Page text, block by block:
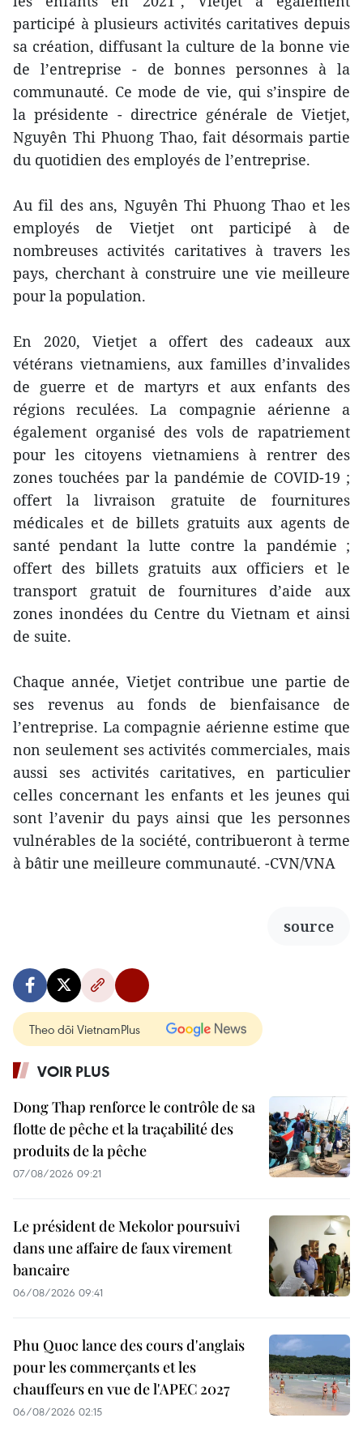
participé à plusieurs activités caritatives depuis
sa création, diffusant la culture de la bonne vie
de l’entreprise - de bonnes personnes à la
communauté. Ce mode de vie, qui s’inspire de
la présidente - directrice générale de Vietjet,
Nguyên Thi Phuong Thao, fait désormais partie
du quotidien des employés de l’entreprise.
Au fil des ans, Nguyên Thi Phuong Thao et les
employés de Vietjet ont participé à de
nombreuses activités caritatives à travers les
pays, cherchant à construire une vie meilleure
pour la population.
En 2020, Vietjet a offert des cadeaux aux
vétérans vietnamiens, aux familles d’invalides
de guerre et de martyrs et aux enfants des
régions reculées. La compagnie aérienne a
également organisé des vols de rapatriement
pour les citoyens vietnamiens à rentrer des
zones touchées par la pandémie de COVID-19 ;
offert la livraison gratuite de fournitures
médicales et de billets gratuits aux agents de
santé pendant la lutte contre la pandémie ;
offert des billets gratuits aux officiers et le
transport gratuit de fournitures d’aide aux
zones inondées du Centre du Vietnam et ainsi
de suite.
Chaque année, Vietjet contribue une partie de
ses revenus au fonds de bienfaisance de
l’entreprise. La compagnie aérienne estime que
non seulement ses activités commerciales, mais
aussi ses activités caritatives, en particulier
celles concernant les enfants et les jeunes qui
sont l’avenir du pays ainsi que les personnes
vulnérables de la société, contribueront à terme
à bâtir une meilleure communauté. -CVN/VNA
source
Theo dõi VietnamPlus
VOIR PLUS
Dong Thap renforce le contrôle de sa
flotte de pêche et la traçabilité des
produits de la pêche
07/08/2026 09:21
Le président de Mekolor poursuivi
dans une affaire de faux virement
bancaire
06/08/2026 09:41
Phu Quoc lance des cours d'anglais
pour les commerçants et les
chauffeurs en vue de l'APEC 2027
06/08/2026 02:15